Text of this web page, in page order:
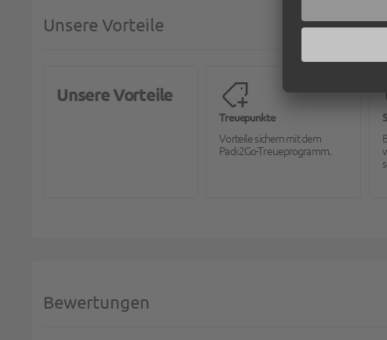
Unsere Vorteile
Unsere Vorteile
Treuepunkte
Vorteile sichern mit dem
Pack2Go-Treueprogramm.
Bewertungen